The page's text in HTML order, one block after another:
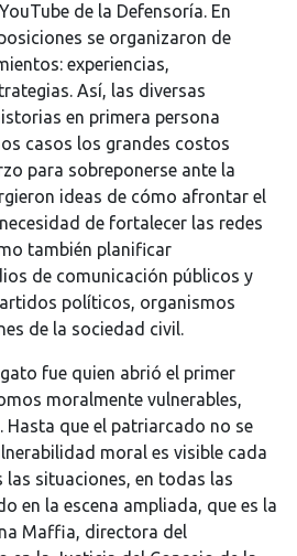
de la Defensoría. En
se organizaron de
experiencias,
Así, las diversas
en primera persona
casos los grandes costos
para sobreponerse ante la
ideas de cómo afrontar el
de fortalecer las redes
también planificar
de comunicación públicos y
políticos, organismos
de la sociedad civil.
fue quien abrió el primer
moralmente vulnerables,
Hasta que el patriarcado no se
moral es visible cada
las situaciones, en todas las
en la escena ampliada, que es la
Maffia, directora del